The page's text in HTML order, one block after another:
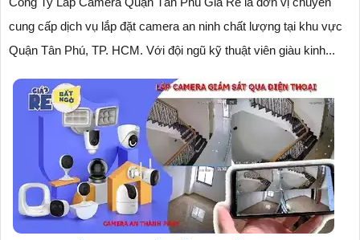
cung cấp dịch vụ lắp đặt camera an ninh chất lượng tại khu vực
Quận Tân Phú, TP. HCM. Với đội ngũ kỹ thuật viên giàu kinh...